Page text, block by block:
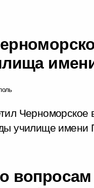
училище имени
вопросам